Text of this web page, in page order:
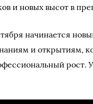
и новых высот в
начинается
и открытиям,